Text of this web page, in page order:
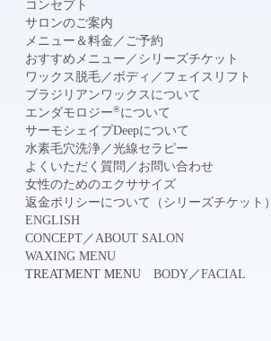
コンセプト
サロンのご案内
メニュー＆料金 ／ ご予約
おすすめメニュー ／ シリーズチケット
ワックス脱毛／ボディ ／ フェイスリフト
ブラジリアンワックスについて
エンダモロジー®について
サーモシェイプDeepについて
水素毛穴洗浄／光線セラピー
よくいただく質問 ／ お問い合わせ
女性のためのエクササイズ
返金ポリシーについて（シリーズチケット）
ENGLISH
CONCEPT／ABOUT SALON
WAXING MENU
TREATMENT MENUBODY／FACIAL